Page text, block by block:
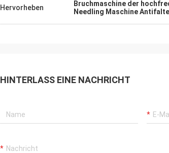
Hervorheben Bruchmaschine der
Needling Maschine
HINTERLASS EINE NACHRICHT